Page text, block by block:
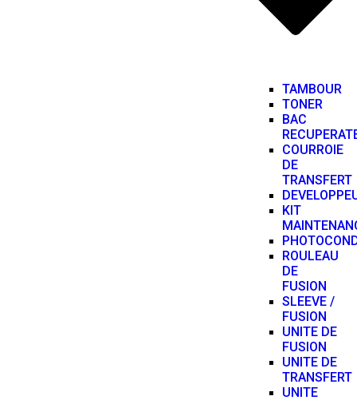
TAMBOUR
TONER
BAC
COURROIE
DE
TRANSFERT
KIT
ROULEAU
DE
FUSION
SLEEVE /
FUSION
UNITE DE
FUSION
UNITE DE
TRANSFERT
UNITE